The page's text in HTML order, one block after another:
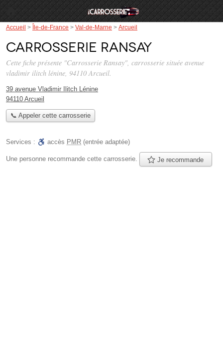
Accueil > Île-de-France > Val-de-Marne > Arcueil
Carrosserie Ransay
Cette fiche présente "Carrosserie Ransay", carrosserie située avenue
vladimir ilitch lénine, 94110 Arcueil.
39 avenue Vladimir Ilitch Lénine
94110 Arcueil
📞 Appeler cette carrosserie
Services : accès PMR (entrée adaptée)
Une personne recommande cette carrosserie. Je recommande